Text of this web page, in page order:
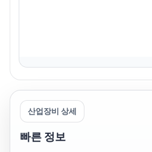
산업장비 상세
빠른 정보